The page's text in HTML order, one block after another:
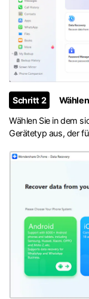
Schritt 2
Wählen Sie in dem
Gerätetyp aus, der